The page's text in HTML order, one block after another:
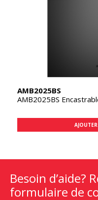
AMB2025BS
AMB2025BS
Besoin d’aide?
formulaire de